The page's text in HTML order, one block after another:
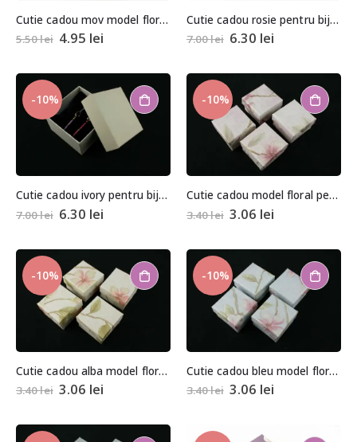
Cutie cadou mov model floral pentru colier, bratara sau ceas
5.50lei 4.95 lei
Cutie cadou rosie pentru bijuterii cu pernita 5,5x8x8,5cm
7.00lei 6.30 lei
-10%
Cutie cadou ivory pentru bijuterii cu pernita 5,5x8x8,5cm
7.00lei 6.30 lei
-10%
Cutie cadou model floral pentru inel/cercei
3.40lei 3.06 lei
-10%
Cutie cadou alba model floral pentru inel/cercei
3.40lei 3.06 lei
-10%
Cutie cadou bleu model floral pentru inel/cercei
3.40lei 3.06 lei